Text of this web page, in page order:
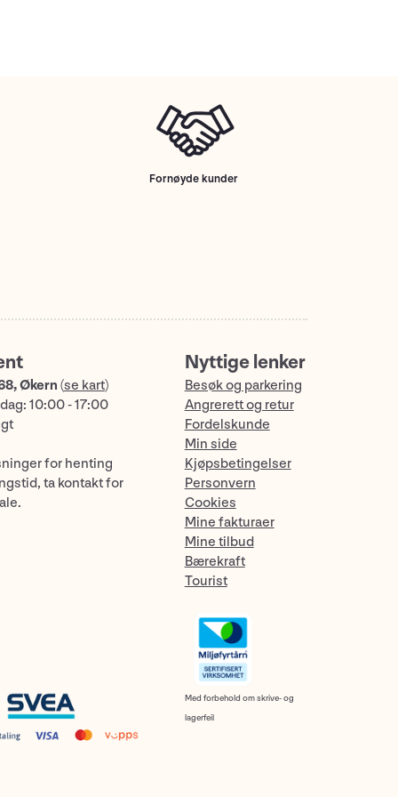
Fornøyde kunder
Økern (se kart)
10:00 - 17:00
for henting
ta kontakt for
Nyttige lenker
Besøk og parkering
Angrerett og retur
Fordelskunde
Min side
Kjøpsbetingelser
Personvern
Cookies
Mine fakturaer
Mine tilbud
Bærekraft
Tourist
Med forbehold om skrive- og
lagerfeil